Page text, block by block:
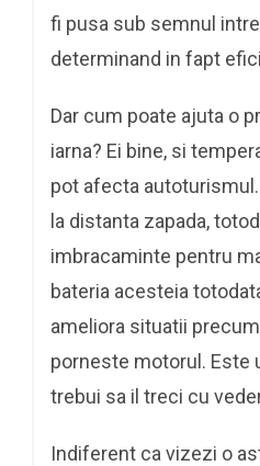
fi pusa sub semnul
determinand in fapt
Dar cum poate ajuta o
iarna? Ei bine, si
pot afecta
la distanta zapada,
imbracaminte pentru
bateria acesteia
ameliora situatii
porneste motorul. Este
trebui sa il treci cu
Indiferent ca vizezi o